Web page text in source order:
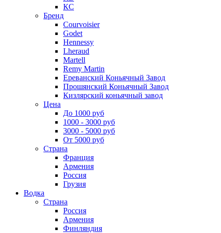
КС
Бренд
Courvoisier
Godet
Hennessy
Lheraud
Martell
Remy Martin
Ереванский Коньячный Завод
Прошянский Коньячный Завод
Кизлярский коньячный завод
Цена
До 1000 руб
1000 - 3000 руб
3000 - 5000 руб
От 5000 руб
Страна
Франция
Армения
Россия
Грузия
Водка
Страна
Россия
Армения
Финляндия